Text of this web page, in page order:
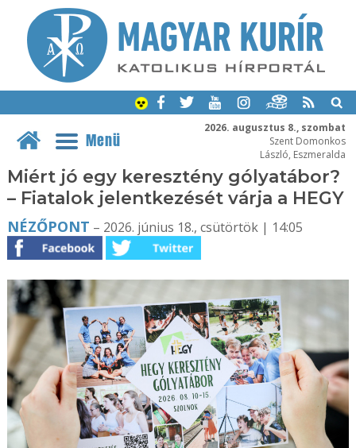
2026. augusztus 8., szombat
Szent Domonkos
László, Eszmeralda
Menü
Miért jó egy keresztény gólyatábor?
– Fiatalok jelentkezését várja a HEGY
NÉZŐPONT – 2026. június 18., csütörtök | 14:05